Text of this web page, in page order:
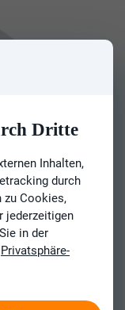
Dritte
Inhalten,
durch
zu Cookies,
jederzeitigen
in der
Privatsphäre-